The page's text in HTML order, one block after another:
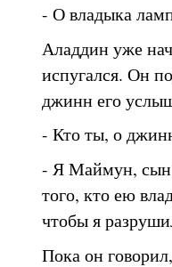
- О владыка
Аладдин уже
испугался. Он
джинн его
- Кто ты, о
- Я Маймун, сын
того, кто ею
чтобы я
Пока он